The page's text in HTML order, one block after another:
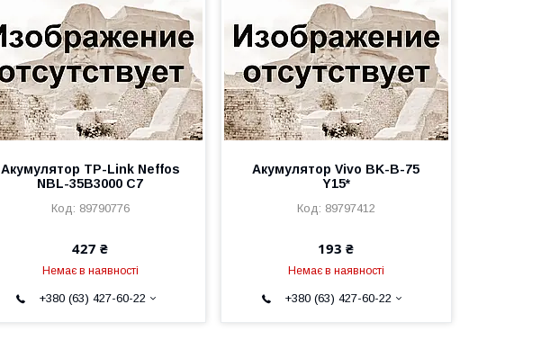
Акумулятор TP-Link Neffos
NBL-35B3000 C7
89790776
427 ₴
Немає в наявності
+380 (63) 427-60-22
Акумулятор Vivo BK-B-75
Y15*
89797412
193 ₴
Немає в наявності
+380 (63) 427-60-22